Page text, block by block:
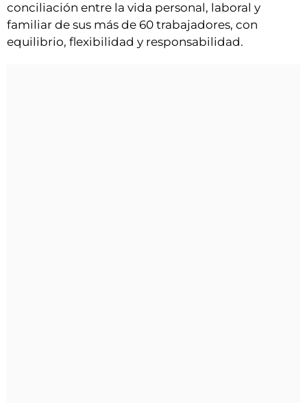
INICIAR SESIÓN
conciliación entre la vida personal, laboral y
familiar de sus más de 60 trabajadores, con
equilibrio, flexibilidad y responsabilidad.